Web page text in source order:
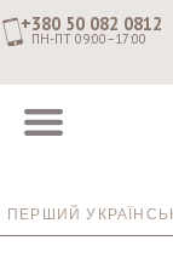
+380 50 082 0812
ПН-ПТ 09:00–17:00
ПЕРШИЙ